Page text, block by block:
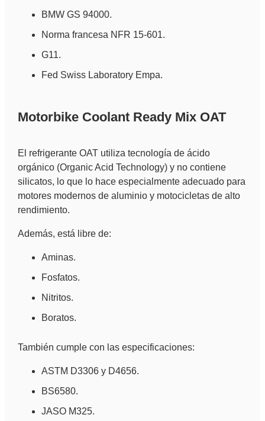
BMW GS 94000.
Norma francesa NFR 15-601.
G11.
Fed Swiss Laboratory Empa.
Motorbike Coolant Ready Mix OAT
El refrigerante OAT utiliza tecnología de ácido
orgánico (Organic Acid Technology) y no contiene
silicatos, lo que lo hace especialmente adecuado para
motores modernos de aluminio y motocicletas de alto
rendimiento.
Además, está libre de:
Aminas.
Fosfatos.
Nitritos.
Boratos.
También cumple con las especificaciones:
ASTM D3306 y D4656.
BS6580.
JASO M325.